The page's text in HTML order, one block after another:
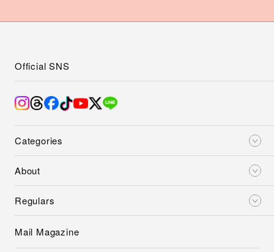
Categories
About
Regulars
Official SNS
Mail Magazine